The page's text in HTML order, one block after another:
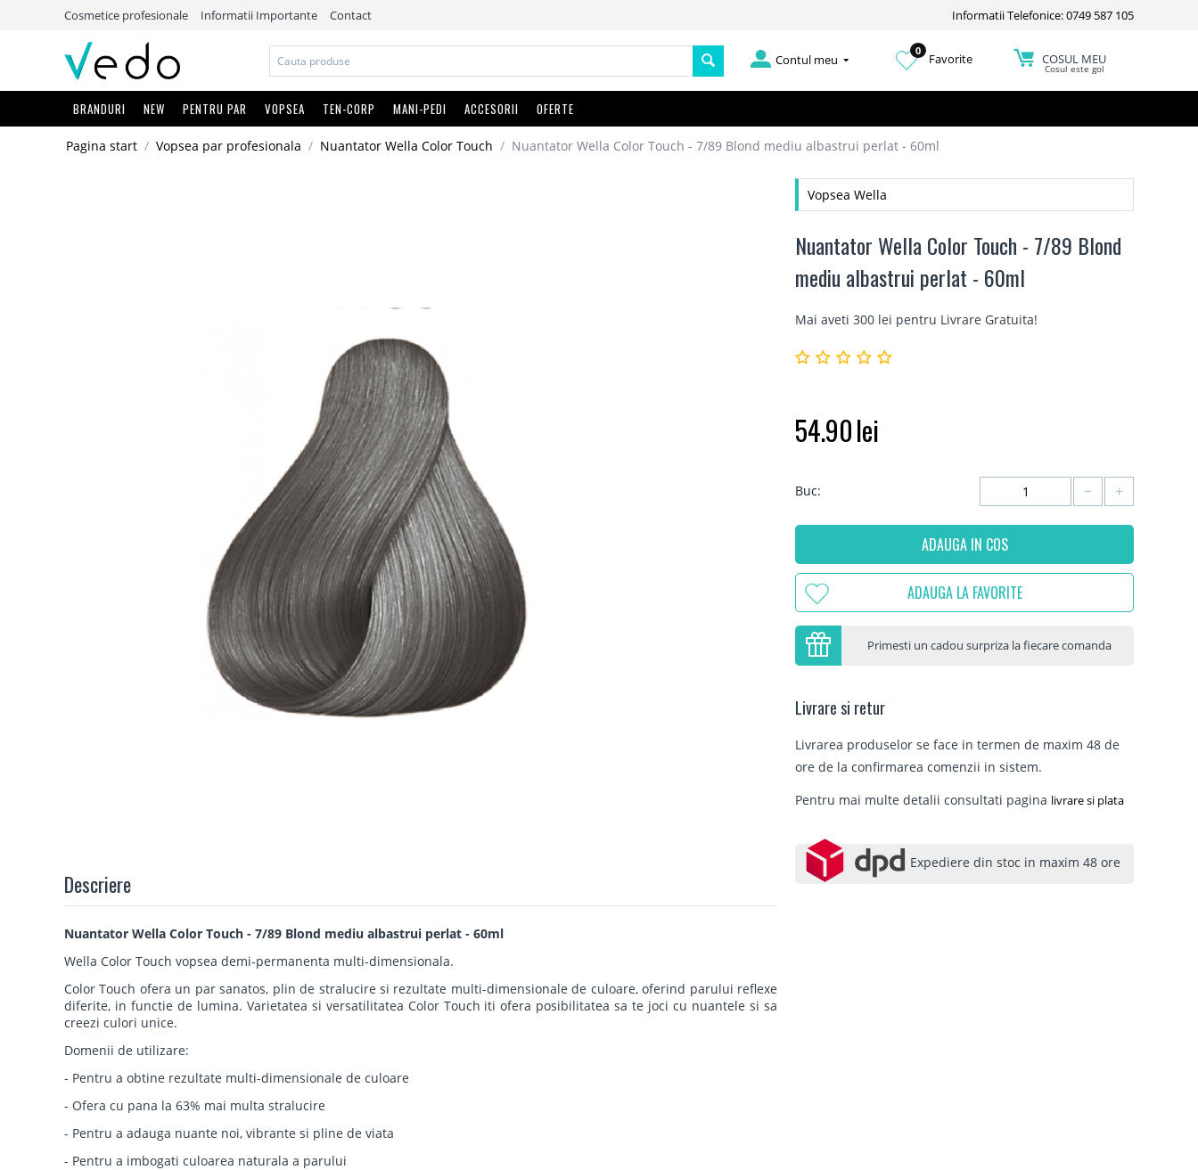
Cosmetice profesionale Informatii Importante Contact Informatii Telefonice: 0749 587 105
Contul meu
0
Favorite COSUL MEU
Cosul este gol
BRANDURI NEW PENTRU PAR VOPSEA TEN-CORP MANI-PEDI ACCESORII OFERTE
Pagina start / Vopsea par profesionala / Nuantator Wella Color Touch / Nuantator Wella Color Touch - 7/89 Blond mediu albastrui perlat - 60ml
Descriere
Nuantator Wella Color Touch - 7/89 Blond mediu albastrui perlat - 60ml
Wella Color Touch vopsea demi-permanenta multi-dimensionala.
Color Touch ofera un par sanatos, plin de stralucire si rezultate multi-dimensionale de culoare, oferind parului reflexe
diferite, in functie de lumina. Varietatea si versatilitatea Color Touch iti ofera posibilitatea sa te joci cu nuantele si sa
creezi culori unice.
Domenii de utilizare:
- Pentru a obtine rezultate multi-dimensionale de culoare
- Ofera cu pana la 63% mai multa stralucire
- Pentru a adauga nuante noi, vibrante si pline de viata
- Pentru a imbogati culoarea naturala a parului
Vopsea Wella
Nuantator Wella Color Touch - 7/89 Blond
mediu albastrui perlat - 60ml
Mai aveti 300 lei pentru Livrare Gratuita!
54.90lei
Buc: +
−
ADAUGA IN COS
ADAUGA LA FAVORITE
Primesti un cadou surpriza la fiecare comanda
Livrare si retur
Livrarea produselor se face in termen de maxim 48 de
ore de la confirmarea comenzii in sistem.
Pentru mai multe detalii consultati pagina livrare si plata
Expediere din stoc in maxim 48 ore